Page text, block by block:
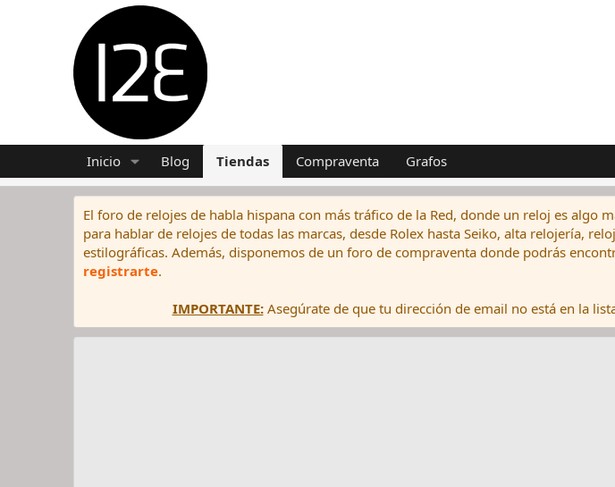
Inicio Blog Tiendas Compraventa Grafos
El foro de relojes de habla hispana con más tráfico de la Red, donde un reloj es algo
para hablar de relojes de todas las marcas, desde Rolex hasta Seiko, alta relojería,
estilográficas. Además, disponemos de un foro de compraventa donde podrás
registrarte.
IMPORTANTE:Asegúrate de que tu dirección de email no está en la